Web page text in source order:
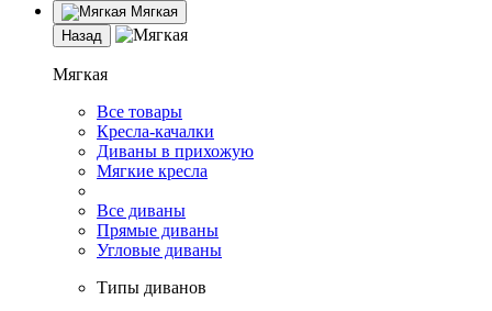
Мягкая
Назад
Мягкая
Все товары
Кресла-качалки
Диваны в прихожую
Мягкие кресла
Все диваны
Прямые диваны
Угловые диваны
Типы диванов